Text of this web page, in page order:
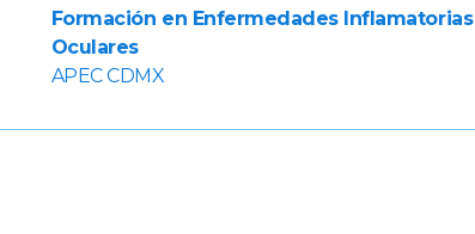
Formación en Enfermedades Inflamatorias
Oculares
APEC CDMX